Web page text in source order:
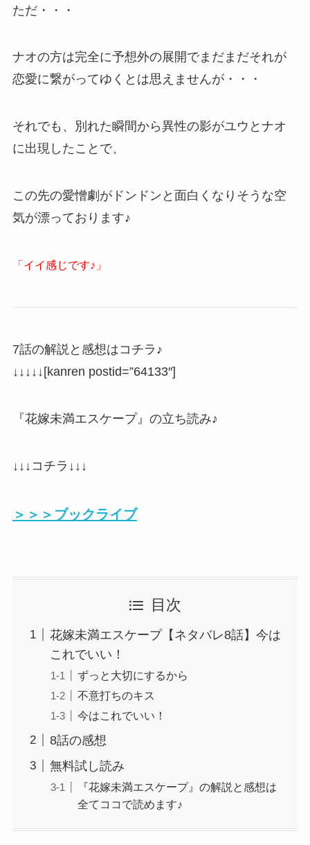
ただ・・・
ナオの方は完全に予想外の展開でまだまだそれが
恋愛に繋がってゆくとは思えませんが・・・
それでも、別れた瞬間から異性の影がユウとナオ
に出現したことで、
この先の愛憎劇がドンドンと面白くなりそうな空
気が漂っております♪
「イイ感じです♪」
7話の解説と感想はコチラ♪
↓↓↓↓↓[kanren postid=”64133″]
『花嫁未満エスケープ』の立ち読み♪
↓↓↓コチラ↓↓↓
＞＞＞ブックライブ
目次
花嫁未満エスケープ【ネタバレ8話】今は
これでいい！
ずっと大切にするから
不意打ちのキス
今はこれでいい！
8話の感想
無料試し読み
『花嫁未満エスケープ』の解説と感想は
全てココで読めます♪